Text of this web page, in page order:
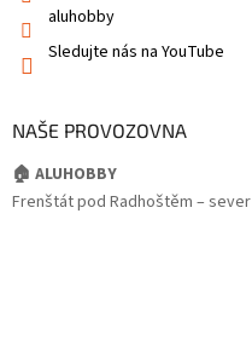
aluhobby
Sledujte nás na YouTube
NAŠE PROVOZOVNA
🏠 ALUHOBBY
Frenštát pod Radhoštěm – sever